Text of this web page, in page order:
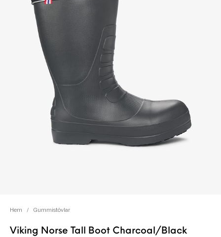
Hem / Gummistövlar
Viking Norse Tall Boot Charcoal/Black